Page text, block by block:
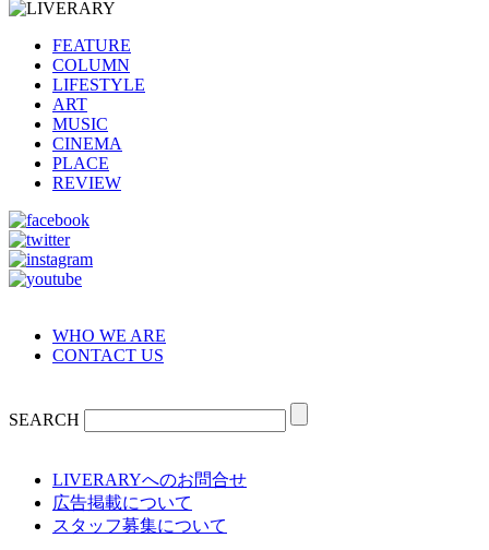
FEATURE
COLUMN
LIFESTYLE
ART
MUSIC
CINEMA
PLACE
REVIEW
WHO WE ARE
CONTACT US
SEARCH
LIVERARYへのお問合せ
広告掲載について
スタッフ募集について